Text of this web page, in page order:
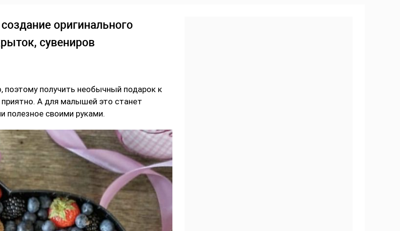
оригинального
сувениров
поэтому получить необычный подарок к
А для малышей это станет
полезное своими руками.